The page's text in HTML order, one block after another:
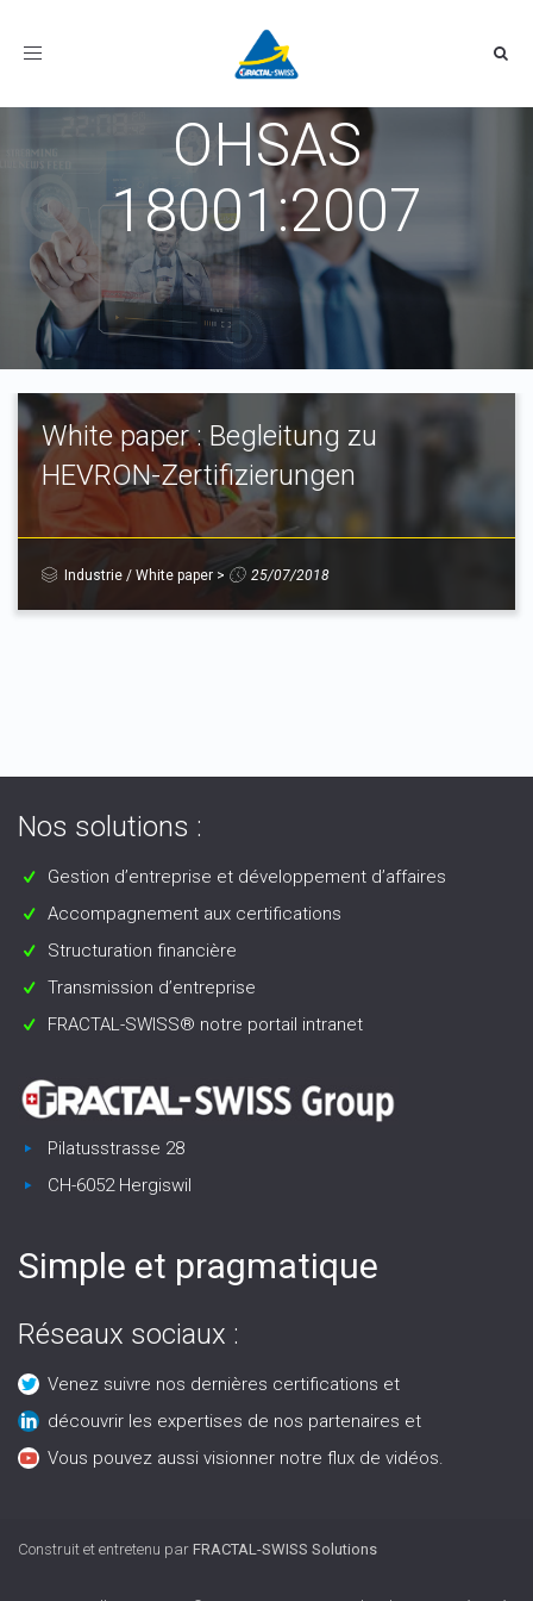
Toggle
OHSAS
18001:2007
White paper : Begleitung zu
HEVRON-Zertifizierungen
Industrie / White paper > 25/07/2018
Nos solutions :
Gestion d’entreprise et développement d’affaires
Accompagnement aux certifications
Structuration financière
Transmission d’entreprise
FRACTAL-SWISS® notre portail intranet
Pilatusstrasse 28
CH-6052 Hergiswil
Simple et pragmatique
Réseaux sociaux :
Venez suivre nos dernières certifications et
découvrir les expertises de nos partenaires et
Vous pouvez aussi visionner notre flux de vidéos.
Construit et entretenu par FRACTAL-SWISS Solutions